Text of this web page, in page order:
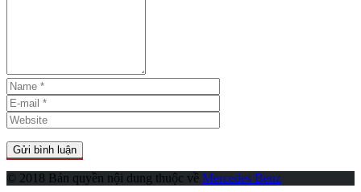
© 2018 Bản quyền nội dung thuộc về Mercedes Benz